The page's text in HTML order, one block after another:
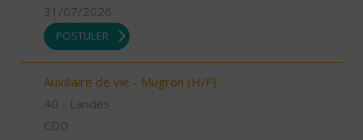
31/07/2026
POSTULER
Auxiliaire de vie - Mugron (H/F)
40 - Landes
CDD